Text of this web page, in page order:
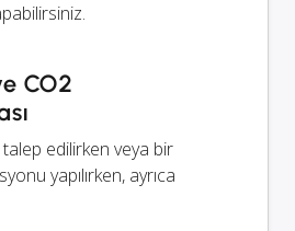
CO2
talep edilirken veya bir
yapılırken, ayrıca